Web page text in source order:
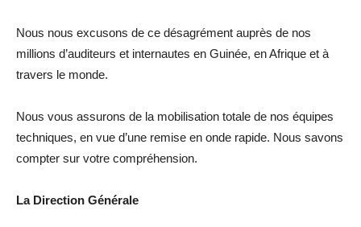
Nous nous excusons de ce désagrément auprès de nos
millions d’auditeurs et internautes en Guinée, en Afrique et à
travers le monde.
Nous vous assurons de la mobilisation totale de nos équipes
techniques, en vue d’une remise en onde rapide. Nous savons
compter sur votre compréhension.
La Direction Générale